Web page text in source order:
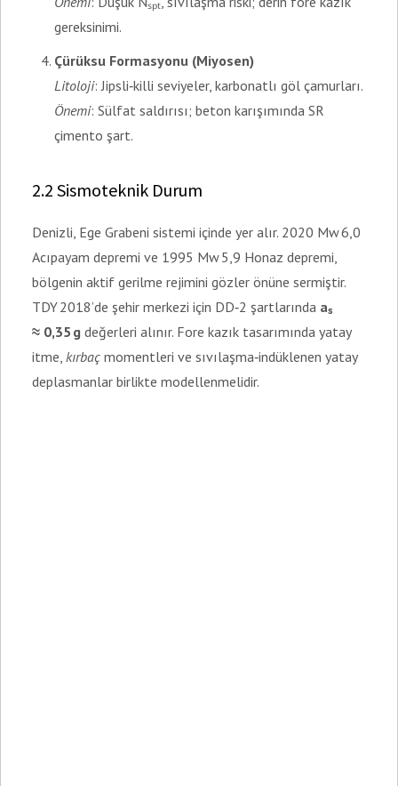
gereksinimi.
Çürüksu Formasyonu (Miyosen)
Litoloji: Jipsli‑killi seviyeler, karbonatlı göl çamurları.
Önemi: Sülfat saldırısı; beton karışımında SR
çimento şart.
2.2 Sismoteknik Durum
Denizli, Ege Grabeni sistemi içinde yer alır. 2020 Mw 6,0
Acıpayam depremi ve 1995 Mw 5,9 Honaz depremi,
bölgenin aktif gerilme rejimini gözler önüne sermiştir.
TDY 2018’de şehir merkezi için DD‑2 şartlarında aₛ
≈ 0,35 g değerleri alınır. Fore kazık tasarımında yatay
itme, kırbaç momentleri ve sıvılaşma‑indüklenen yatay
deplasmanlar birlikte modellenmelidir.